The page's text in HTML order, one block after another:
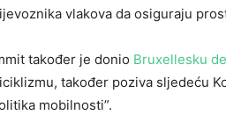
vlakova da osiguraju
također je donio Bruxellesku
također poziva sljedeću
mobilnosti”.